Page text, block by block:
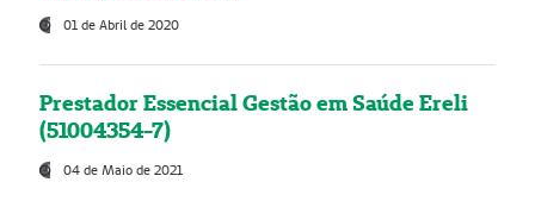
01 de Abril de 2020
Prestador Essencial Gestão em Saúde Ereli
(51004354-7)
04 de Maio de 2021